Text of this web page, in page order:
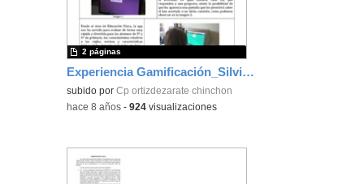
Experiencia Gamificación_Silvia Moya
subido porCp ortizdezarate chinchon
2 páginas
-hace 8 años -924 visualizaciones